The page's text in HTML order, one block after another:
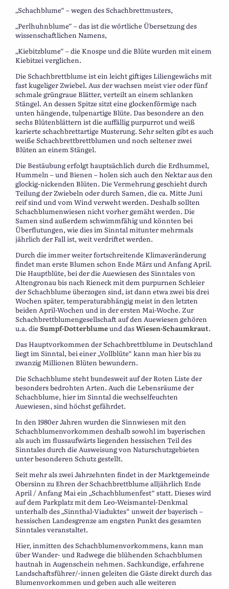
„Schachblume“ – wegen des Schachbrettmusters,
„Perlhuhnblume“ – das ist die wörtliche Übersetzung des
wissenschaftlichen Namens,
„Kiebitzblume“ – die Knospe und die Blüte wurden mit einem
Kiebitzei verglichen.
Die Schachbrettblume ist ein leicht giftiges Liliengewächs mit
fast kugeliger Zwiebel. Aus der wachsen meist vier oder fünf
schmale grüngraue Blätter, verteilt an einem schlanken
Stängel. An dessen Spitze sitzt eine glockenförmige nach
unten hängende, tulpenartige Blüte. Das besondere an den
sechs Blütenblättern ist die auffällig purpurrot und weiß
karierte schachbrettartige Musterung. Sehr selten gibt es auch
weiße Schachbrettbrettblumen und noch seltener zwei
Blüten an einem Stängel.
Die Bestäubung erfolgt hauptsächlich durch die Erdhummel,
Hummeln – und Bienen – holen sich auch den Nektar aus den
glockig-nickenden Blüten. Die Vermehrung geschieht durch
Teilung der Zwiebeln oder durch Samen, die ca. Mitte Juni
reif sind und vom Wind verweht werden. Deshalb sollten
Schachblumenwiesen nicht vorher gemäht werden. Die
Samen sind außerdem schwimmfähig und könnten bei
Überflutungen, wie dies im Sinntal mitunter mehrmals
jährlich der Fall ist, weit verdriftet werden.
Durch die immer weiter fortschreitende Klimaveränderung
findet man erste Blumen schon Ende März und Anfang April.
Die Hauptblüte, bei der die Auewiesen des Sinntales von
Altengronau bis nach Rieneck mit dem purpurnen Schleier
der Schachblume überzogen sind, ist dann etwa zwei bis drei
Wochen später, temperaturabhängig meist in den letzten
beiden April-Wochen und in der ersten Mai-Woche. Zur
Schachbrettblumengesellschaft auf den Auewiesen gehören
u.a. dieSumpf-Dotterblumeund dasWiesen-Schaumkraut.
Das Hauptvorkommen der Schachbrettblume in Deutschland
liegt im Sinntal, bei einer „Vollblüte“ kann man hier bis zu
zwanzig Millionen Blüten bewundern.
Die Schachblume steht bundesweit auf der Roten Liste der
besonders bedrohten Arten. Auch die Lebensräume der
Schachblume, hier im Sinntal die wechselfeuchten
Auewiesen, sind höchst gefährdet.
In den 1980er Jahren wurden die Sinnwiesen mit den
Schachblumenvorkommen deshalb sowohl im bayerischen
als auch im flussaufwärts liegenden hessischen Teil des
Sinntales durch die Ausweisung von Naturschutzgebieten
unter besonderen Schutz gestellt.
Seit mehr als zwei Jahrzehnten findet in der Marktgemeinde
Obersinn zu Ehren der Schachbrettblume alljährlich Ende
April / Anfang Mai ein „Schachblumenfest“ statt. Dieses wird
auf dem Parkplatz mit dem Leo-Weismantel-Denkmal
unterhalb des „Sinnthal-Viaduktes“ unweit der bayerisch –
hessischen Landesgrenze am engsten Punkt des gesamten
Sinntales veranstaltet.
Hier, inmitten des Schachblumenvorkommens, kann man
über Wander- und Radwege die blühenden Schachblumen
hautnah in Augenschein nehmen. Sachkundige, erfahrene
Landschaftsführer/-innen geleiten die Gäste direkt durch das
Blumenvorkommen und geben auch alle weiteren